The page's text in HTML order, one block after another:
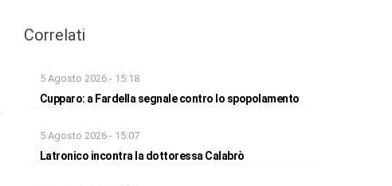
Correlati
5 Agosto 2026 - 15:18
Cupparo: a Fardella segnale contro lo spopolamento
5 Agosto 2026 - 15:07
Latronico incontra la dottoressa Calabrò